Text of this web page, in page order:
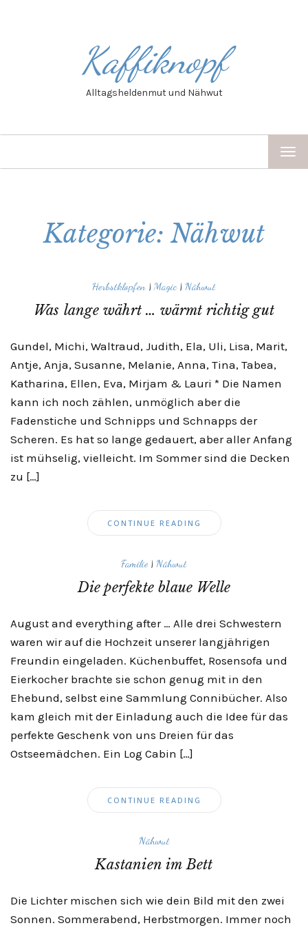
Kaffiknopf
Alltagsheldenmut und Nähwut
Kategorie: Nähwut
Herbstklopfen | Magic| Nähwut
Was lange währt … wärmt richtig gut
Gundel, Michi, Waltraud, Judith, Ela, Uli, Lisa, Marit,
Antje, Anja, Susanne, Melanie, Anna, Tina, Tabea,
Katharina, Ellen, Eva, Mirjam & Lauri * Die Namen
kann ich noch zählen, unmöglich aber die
Fadenstiche und Schnipps und Schnapps der
Scheren. Es hat so lange gedauert, aber aller Anfang
ist mühselig, vielleicht. Im Sommer sind die Decken
zu […]
CONTINUE READING
Familie| Nähwut
Die perfekte blaue Welle
August and everything after … Alle drei Schwestern
waren wir auf die Hochzeit unserer langjährigen
Freundin eingeladen. Küchenbuffet, Rosensofa und
Eierkocher brachte sie schon genug mit in den
Ehebund, selbst eine Sammlung Connibücher. Also
kam gleich mit der Einladung auch die Idee für das
perfekte Geschenk von uns Dreien für das
Ostseemädchen. Ein Log Cabin […]
CONTINUE READING
Nähwut
Kastanien im Bett
Die Lichter mischen sich wie dein Bild mit den zwei
Sonnen. Sommerabend, Herbstmorgen. Immer noch